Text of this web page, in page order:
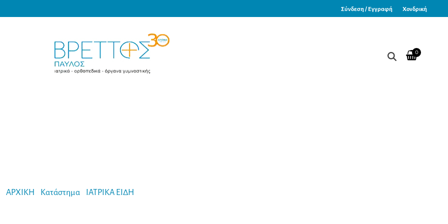
Σύνδεση / Εγγραφή Χονδρική
0
ΑΡΧΙΚΗ Κατάστημα ΙΑΤΡΙΚΑ ΕΙΔΗ